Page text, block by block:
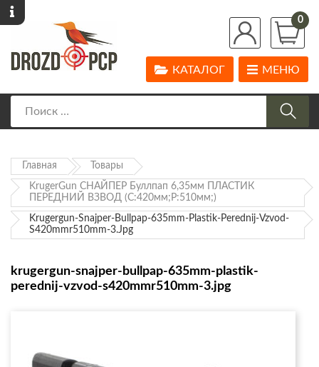
0
МЕНЮ
КАТАЛОГ
Главная Товары
KrugerGun СНАЙПЕР Буллпап 6,35мм ПЛАСТИК
ПЕРЕДНИЙ ВЗВОД (С:420мм;Р:510мм;)
Krugergun-Snajper-Bullpap-635mm-Plastik-Perednij-Vzvod-
S420mmr510mm-3.jpg
krugergun-snajper-bullpap-635mm-plastik-
perednij-vzvod-s420mmr510mm-3.jpg